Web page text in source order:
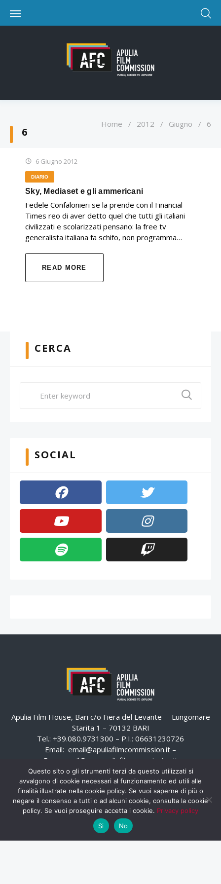
6
Home / 2012 / Giugno / 6
6 Giugno 2012
DIARIO
Sky, Mediaset e gli ammericani
Fedele Confalonieri se la prende con il Financial
Times reo di aver detto quel che tutti gli italiani
civilizzati e scolarizzati pensano: la free tv
generalista italiana fa schifo, non programma…
READ MORE
CERCA
SOCIAL
Apulia Film House, Bari c/o Fiera del Levante – Lungomare
Starita 1 – 70132 BARI
Tel.: +39.080.9731300 – P.I.: 06631230726
Email: email@apuliafilmcommission.it –
Pec:
email@pec.apuliafilmcommission.it
Questo sito o gli strumenti terzi da questo utilizzati si
avvalgono di cookie necessari al funzionamento ed utili alle
finalità illustrate nella cookie policy. Se vuoi saperne di più o
negare il consenso a tutti o ad alcuni cookie, consulta la cookie
policy. Se vuoi proseguire accetta i cookie. Privacy policy
Si
No